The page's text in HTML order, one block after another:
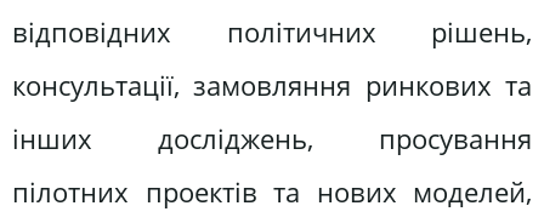
відповідних політичних рішень,
консультації, замовляння ринкових та
інших досліджень, просування
пілотних проектів та нових моделей,